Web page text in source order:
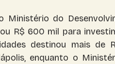
Ministério do
R$ 600 mil para
destinou mais
enquanto o